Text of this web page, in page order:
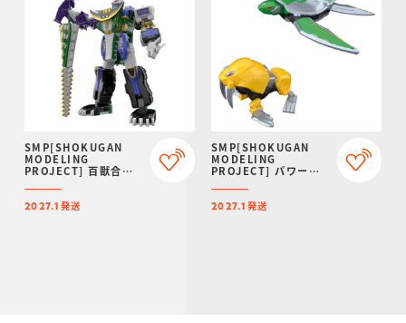
SMP[SHOKUGAN
MODELING
PROJECT] 百獣合体
2027年1月発送】
2027.1 発送
SMP[SHOKUGAN
MODELING
PROJECT] パワーア
トラ ガオタートル＆ガ
オトッピー【プレミア
2027.1 発送